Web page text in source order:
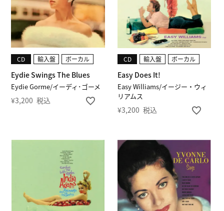
Eydie Gorme/イーディ･ゴーメ
Eydie Swings The Blues
CD 輸入盤 ボーカル
¥3,200 税込
Easy Williams/イージー・ウィ
リアムス
Easy Does It!
CD 輸入盤 ボーカル
¥3,200 税込